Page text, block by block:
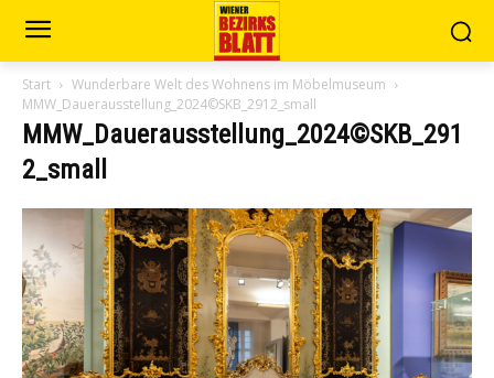
Start
Wunderbare Welt des Wohnens im Möbelmuseum
MMW_Dauerausstellung_2024©SKB_2912_small
MMW_Dauerausstellung_2024©SKB_291
2_small